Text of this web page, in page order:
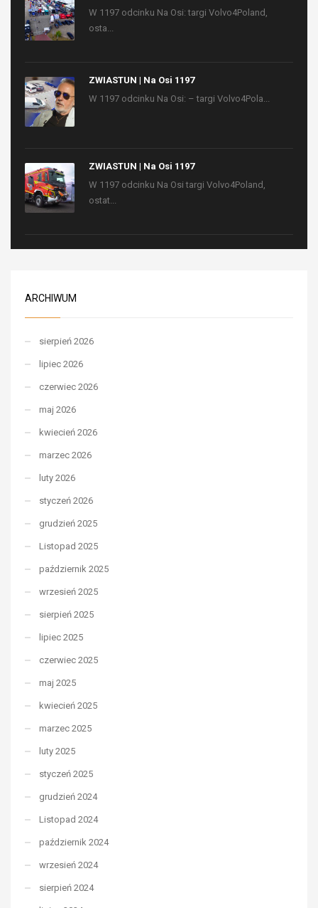
W 1197 odcinku Na Osi: targi Volvo4Poland,
osta...
ZWIASTUN | Na Osi 1197
W 1197 odcinku Na Osi: – targi Volvo4Pola...
ZWIASTUN | Na Osi 1197
W 1197 odcinku Na Osi targi Volvo4Poland,
ostat...
ARCHIWUM
sierpień 2026
lipiec 2026
czerwiec 2026
maj 2026
kwiecień 2026
marzec 2026
luty 2026
styczeń 2026
grudzień 2025
Listopad 2025
październik 2025
wrzesień 2025
sierpień 2025
lipiec 2025
czerwiec 2025
maj 2025
kwiecień 2025
marzec 2025
luty 2025
styczeń 2025
grudzień 2024
Listopad 2024
październik 2024
wrzesień 2024
sierpień 2024